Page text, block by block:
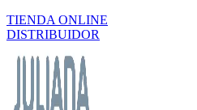
TIENDA ONLINE
DISTRIBUIDOR